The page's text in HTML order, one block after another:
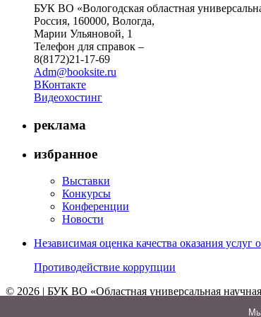
БУК ВО «Вологодская областная
Россия, 160000, Вологда,
Марии Ульяновой, 1
Телефон для справок –
8(8172)21-17-69
Adm@booksite.ru
ВКонтакте
Видеохостинг
реклама
избранное
Выставки
Конкурсы
Конференции
Новости
Независимая оценка качества оказания
Противодействие коррупции
© 2026 | БУК ВО «Областная универсальная